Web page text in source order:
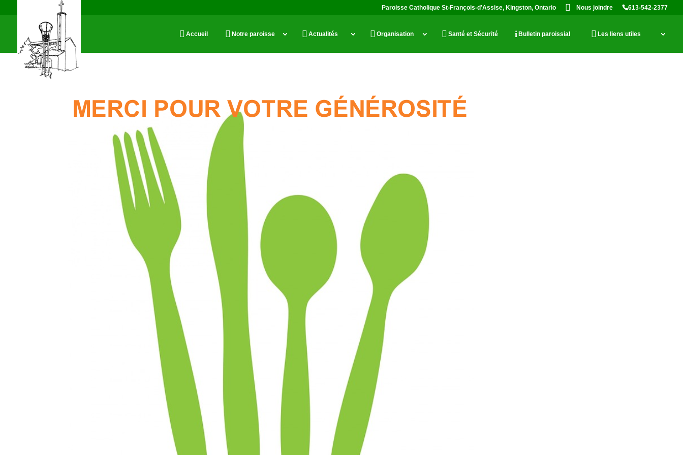
Paroisse Catholique St-François-d’Assise, Kingston, Ontario Nous joindre 613-542-2377
Accueil Notre paroisse Actualités Organisation Santé et Sécurité Bulletin paroissial Les liens utiles